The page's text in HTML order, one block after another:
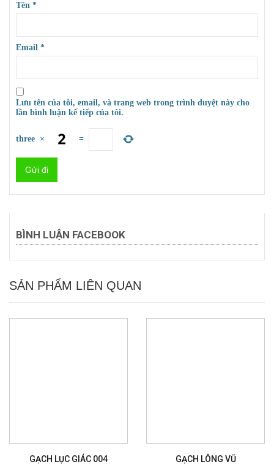
Tên *
Email *
Lưu tên của tôi, email, và trang web trong trình duyệt này cho
lần bình luận kế tiếp của tôi.
three × =
BÌNH LUẬN FACEBOOK
SẢN PHẨM LIÊN QUAN
GẠCH LỤC GIÁC 004 GẠCH LÔNG VŨ